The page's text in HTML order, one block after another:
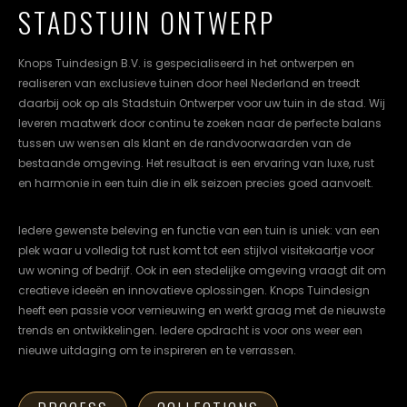
NL EN DE
STADSTUIN ONTWERP
Knops Tuindesign B.V. is gespecialiseerd in het ontwerpen en
realiseren van exclusieve tuinen door heel Nederland en treedt
daarbij ook op als Stadstuin Ontwerper voor uw tuin in de stad. Wij
leveren maatwerk door continu te zoeken naar de perfecte balans
tussen uw wensen als klant en de randvoorwaarden van de
bestaande omgeving. Het resultaat is een ervaring van luxe, rust
en harmonie in een tuin die in elk seizoen precies goed aanvoelt.
Iedere gewenste beleving en functie van een tuin is uniek: van een
plek waar u volledig tot rust komt tot een stijlvol visitekaartje voor
uw woning of bedrijf. Ook in een stedelijke omgeving vraagt dit om
creatieve ideeën en innovatieve oplossingen. Knops Tuindesign
heeft een passie voor vernieuwing en werkt graag met de nieuwste
trends en ontwikkelingen. Iedere opdracht is voor ons weer een
nieuwe uitdaging om te inspireren en te verrassen.
cookievoorkeuren
instellen.
COOKIE-
INSTELLINGEN
ALLES
AFWIJZEN
ALLE